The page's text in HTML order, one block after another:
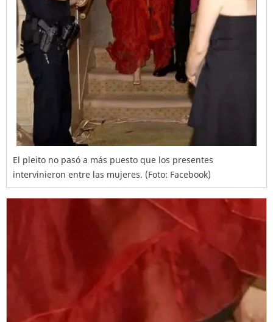
El pleito no pasó a más puesto que los presentes
intervinieron entre las mujeres. (Foto: Facebook)